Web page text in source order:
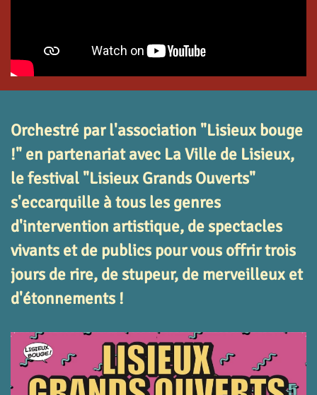
Orchestré par l'association "Lisieux bouge
!" en partenariat avec La Ville de Lisieux,
le festival "Lisieux Grands Ouverts"
s'eccarquille à tous les genres
d'intervention artistique, de spectacles
vivants et de publics pour vous offrir trois
jours de rire, de stupeur, de merveilleux et
d'étonnements !